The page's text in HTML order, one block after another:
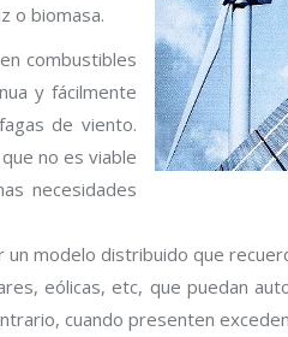
o biomasa.
combustibles
y fácilmente
de viento.
no es viable
necesidades
modelo distribuido que
eólicas, etc, que puedan
cuando presenten